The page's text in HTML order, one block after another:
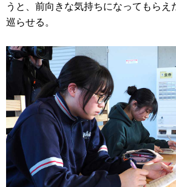
うと、前向きな気持ちになってもらえ
巡らせる。